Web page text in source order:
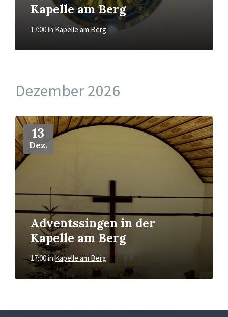
Kapelle am Berg
17:00in Kapelle am Berg
Dezember 2026
13
Dez.
Adventssingen in der
Kapelle am Berg
17:00inKapelle am Berg
Mehr